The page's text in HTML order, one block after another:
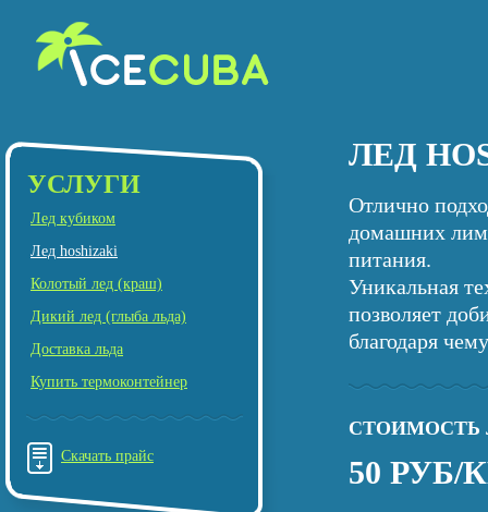
УСЛУГИ
Лед кубиком
Лед hoshizaki
Колотый лед (краш)
Дикий лед (глыба льда)
Доставка льда
Купить термоконтейнер
Скачать прайс
ЛЕД
Отлично
домашних
питания.
Уникальная
позволяет
благодаря
СТОИМОСТЬ
50 РУБ/